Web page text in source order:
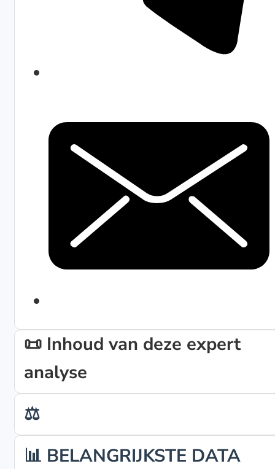
📜 Inhoud van deze expert
analyse
⚖️
📊 BELANGRIJKSTE DATA